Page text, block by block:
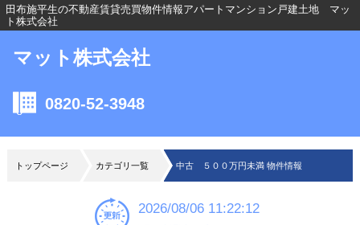
田布施平生の不動産賃貸売買物件情報アパートマンション戸建土地 マッ
ト株式会社
マット株式会社
0820-52-3948
トップページ カテゴリ一覧 中古 ５００万円未満 物件情報
2026/08/06 11:22:12